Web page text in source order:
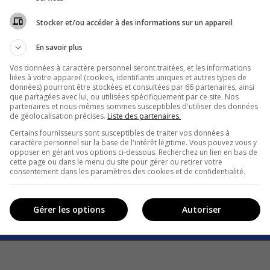
century quiz is a fun way to learn new trivia and
Get ready to give your brain a workout and
your friends while you brush up on your general
Stocker et/ou accéder à des informations sur un appareil
En savoir plus
Vos données à caractère personnel seront traitées, et les informations
liées à votre appareil (cookies, identifiants uniques et autres types de
données) pourront être stockées et consultées par 66 partenaires, ainsi
que partagées avec lui, ou utilisées spécifiquement par ce site. Nos
partenaires et nous-mêmes sommes susceptibles d'utiliser des données
de géolocalisation précises. Liste des partenaires.
Certains fournisseurs sont susceptibles de traiter vos données à
caractère personnel sur la base de l'intérêt légitime. Vous pouvez vous y
opposer en gérant vos options ci-dessous. Recherchez un lien en bas de
cette page ou dans le menu du site pour gérer ou retirer votre
consentement dans les paramètres des cookies et de confidentialité.
Autoriser
Gérer les options